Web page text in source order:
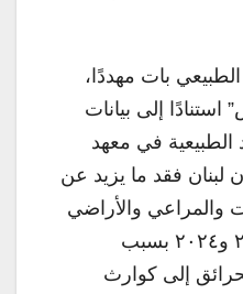
بات مهددًا،
إلى بيانات
الطبيعية في معهد
لبنان فقد ما يزيد عن
والمراعي والأراضي
الزراعية بين عامَي ٢٠١٩ و٢٠٢٤ بسبب
إلى كوارث